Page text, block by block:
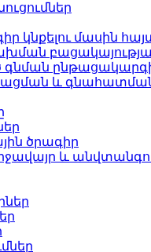
կնքելու մասին
և գնահատման
ծրագիր
և